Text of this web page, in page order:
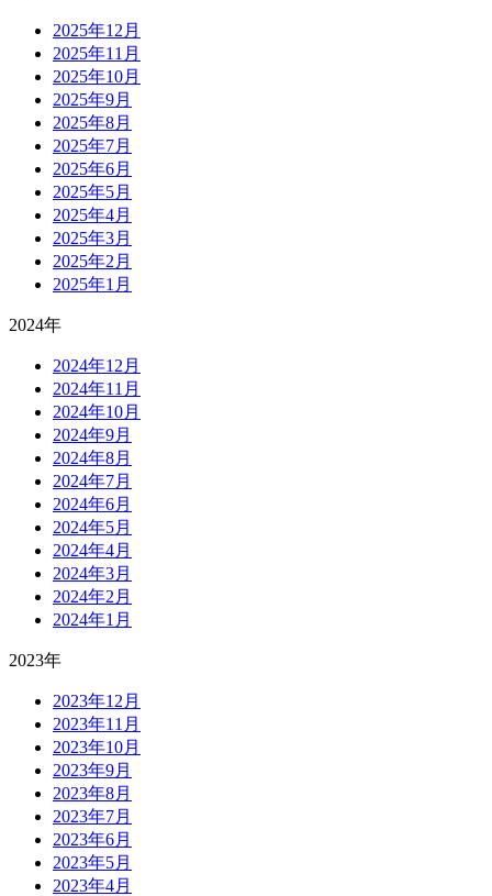
2025年12月
2025年11月
2025年10月
2025年9月
2025年8月
2025年7月
2025年6月
2025年5月
2025年4月
2025年3月
2025年2月
2025年1月
2024年
2024年12月
2024年11月
2024年10月
2024年9月
2024年8月
2024年7月
2024年6月
2024年5月
2024年4月
2024年3月
2024年2月
2024年1月
2023年
2023年12月
2023年11月
2023年10月
2023年9月
2023年8月
2023年7月
2023年6月
2023年5月
2023年4月